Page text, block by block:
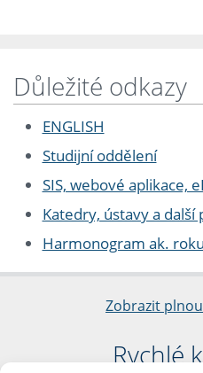
Důležité odkazy
ENGLISH
Studijní oddělení
SIS, webové aplikace,
Katedry, ústavy a další
Harmonogram ak. roku
Zobrazit
Rychlé